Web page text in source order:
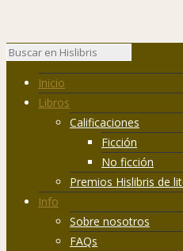
Inicio
Libros
Calificaciones
Ficción
No ficción
Premios Hislibris de
Info
Sobre nosotros
FAQs